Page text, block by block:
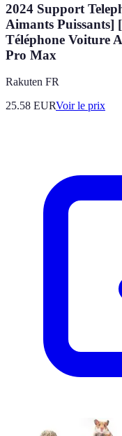
2024 Support
Aimants
Téléphone Voiture
Pro Max
Rakuten FR
25.58 EURVoir le prix